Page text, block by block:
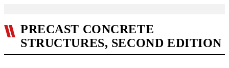
PRECAST CONCRETE
STRUCTURES, SECOND EDITION